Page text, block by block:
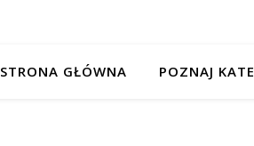
STRONA GŁÓWNA POZNAJ KATE